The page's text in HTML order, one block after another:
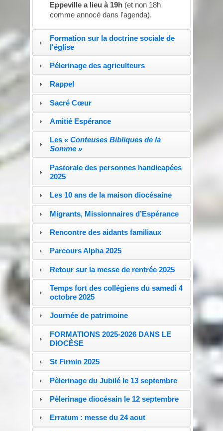
Eppeville a lieu à 19h(et non 18h
comme annocé dans l'agenda).
Formation sur la doctrine sociale de
l'église
Pélerinage des agriculteurs
Rappel
Sacré Cœur
Amitié Espérance
Les « Conteuses Bibliques de la
Somme »
Pastorale des personnes handicapées
2025
Les 10 ans de la maison diocésaine
Migrants, Missionnaires d’Espérance
Rencontre des aidants familiaux
Parcours Alpha 2025
Retour sur la messe de rentrée 2025
Temps fort des collégiens du samedi 4
octobre 2025
Journée de patrimoine
FORMATIONS 2025-2026 DANS LE
DIOCÈSE
St Firmin 2025
Pèlerinage du Jubilé le 13 septembre
Pèlerinage diocésain le 12 septembre
Erratum : messe du 24 aout